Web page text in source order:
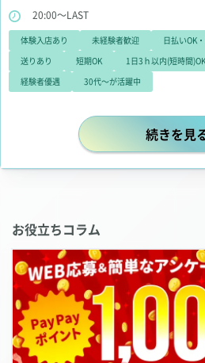
20:00～LAST
体験入店あり 未経験者歓迎 日払いOK
送りあり
短期OK 1日3ｈ以内(短時間)OK
経験者優遇
30代～が活躍中
ビラ配り
続きを見
お役立ちコラム